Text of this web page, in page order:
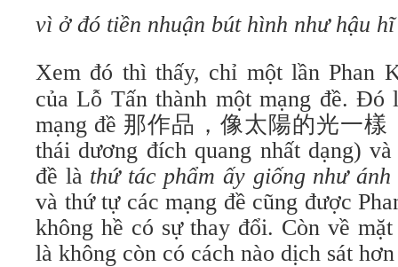
vì ở đó tiền nhuận bút hình như hậu
Xem đó thì thấy, chỉ một lần Phan
của Lỗ Tấn thành một mạng đề. Đó
mạng đề 那作品，像太陽的光一樣
thái dương đích quang nhất dạng)
đề là thứ tác phẩm ấy giống như
và thứ tự các mạng đề cũng được
không hề có sự thay đổi. Còn về
là không còn có cách nào dịch sát